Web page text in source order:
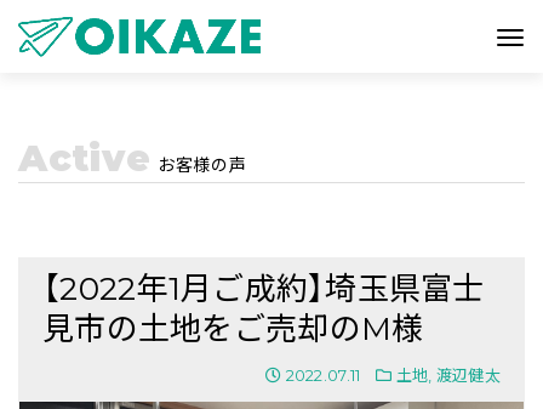
Active お客様の声
【2022年1月ご成約】埼玉県富士
見市の土地をご売却のM様
2022.07.11 土地 渡辺健太